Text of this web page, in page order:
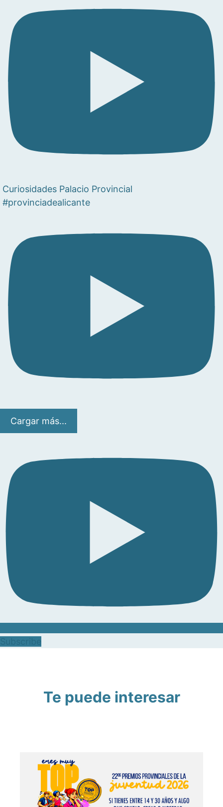
Curiosidades Palacio Provincial
#provinciadealicante
Cargar más...
Te puede interesar